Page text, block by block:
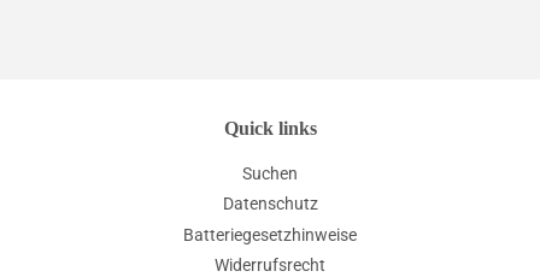
Quick links
Suchen
Datenschutz
Batteriegesetzhinweise
Widerrufsrecht